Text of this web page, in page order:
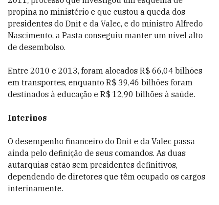
propina no ministério e que custou a queda dos
presidentes do Dnit e da Valec, e do ministro Alfredo
Nascimento, a Pasta conseguiu manter um nível alto
de desembolso.
Entre 2010 e 2013, foram alocados R$ 66,04 bilhões
em transportes, enquanto R$ 39,46 bilhões foram
destinados à educação e R$ 12,90 bilhões à saúde.
Interinos
O desempenho financeiro do Dnit e da Valec passa
ainda pelo definição de seus comandos. As duas
autarquias estão sem presidentes definitivos,
dependendo de diretores que têm ocupado os cargos
interinamente.